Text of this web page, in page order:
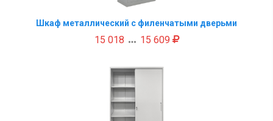
Шкаф металлический с филенчатыми дверьми
15 018  15 609